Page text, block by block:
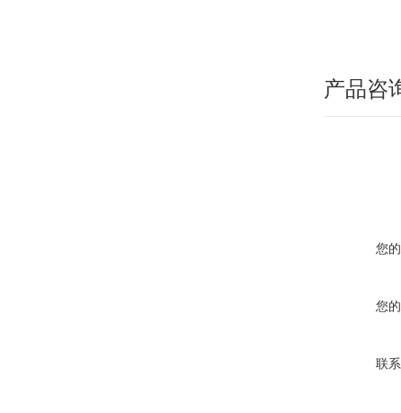
产品咨
您
您
联